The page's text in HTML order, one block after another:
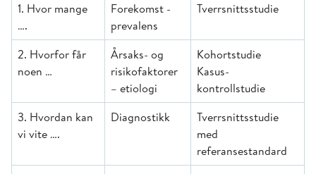
1. Hvor mange
….
Forekomst -
prevalens
Tverrsnittsstudie
2. Hvorfor får
noen …
Årsaks- og
risikofaktorer
– etiologi
Kohortstudie
Kasus-
kontrollstudie
3. Hvordan kan
vi vite ….
Diagnostikk
Tverrsnittsstudie
med
referansestandard